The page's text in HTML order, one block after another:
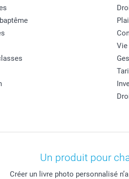
Vie
Un produit pour
Créer un livre photo personnalisé